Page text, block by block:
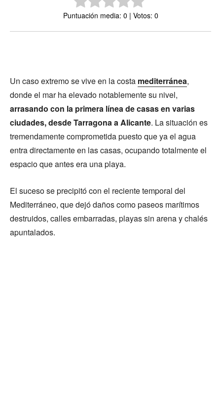
Puntuación media: 0 | Votos: 0
Un caso extremo se vive en la costa mediterránea,
donde el mar ha elevado notablemente su nivel,
arrasando con la primera línea de casas en varias
ciudades, desde Tarragona a Alicante. La situación es
tremendamente comprometida puesto que ya el agua
entra directamente en las casas, ocupando totalmente el
espacio que antes era una playa.
El suceso se precipitó con el reciente temporal del
Mediterráneo, que dejó daños como paseos marítimos
destruidos, calles embarradas, playas sin arena y chalés
apuntalados.